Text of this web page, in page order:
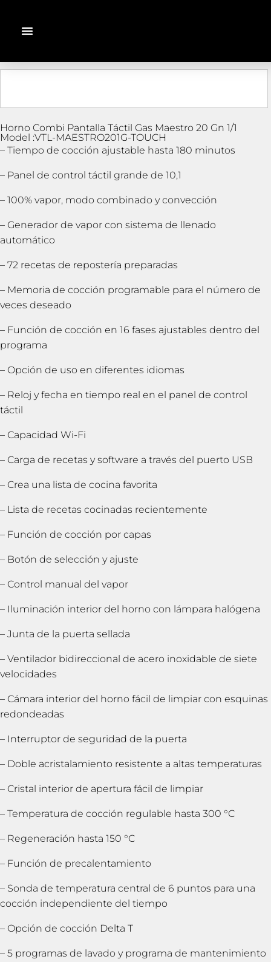
Horno Combi Pantalla Táctil Gas Maestro 20 Gn 1/1
Model :VTL-MAESTRO201G-TOUCH
– Tiempo de cocción ajustable hasta 180 minutos
– Panel de control táctil grande de 10,1
– 100% vapor, modo combinado y convección
– Generador de vapor con sistema de llenado
automático
– 72 recetas de repostería preparadas
– Memoria de cocción programable para el número de
veces deseado
– Función de cocción en 16 fases ajustables dentro del
programa
– Opción de uso en diferentes idiomas
– Reloj y fecha en tiempo real en el panel de control
táctil
– Capacidad Wi-Fi
– Carga de recetas y software a través del puerto USB
– Crea una lista de cocina favorita
– Lista de recetas cocinadas recientemente
– Función de cocción por capas
– Botón de selección y ajuste
– Control manual del vapor
– Iluminación interior del horno con lámpara halógena
– Junta de la puerta sellada
– Ventilador bidireccional de acero inoxidable de siete
velocidades
– Cámara interior del horno fácil de limpiar con esquinas
redondeadas
– Interruptor de seguridad de la puerta
– Doble acristalamiento resistente a altas temperaturas
– Cristal interior de apertura fácil de limpiar
– Temperatura de cocción regulable hasta 300 °C
– Regeneración hasta 150 °C
– Función de precalentamiento
– Sonda de temperatura central de 6 puntos para una
cocción independiente del tiempo
– Opción de cocción Delta T
– 5 programas de lavado y programa de mantenimiento